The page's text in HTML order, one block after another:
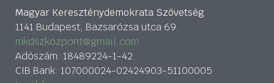
Magyar Kereszténydemokrata Szövetség
1141 Budapest, Bazsarózsa utca 69.
mkdszkozpont@gmail.com
Adószám: 18489224-1-42
CIB Bank: 107000024-02424903-51100005